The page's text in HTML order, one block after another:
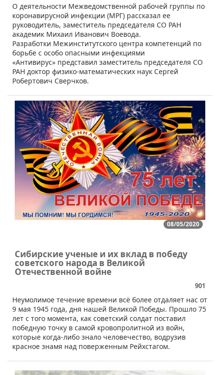
​О деятельности Межведомственной рабочей группы по
коронавирусной инфекции (МРГ) рассказал ее
руководитель, заместитель председателя СО РАН
академик Михаил Иванович Воевода.
Разработки Межинститутского центра компетенций по
борьбе с особо опасными инфекциями
«Антивирус» представил заместитель председателя СО
РАН доктор физико-математических наук Сергей
Робертович Сверчков.
08/05/2020
Сибирские ученые и их вклад в победу
советского народа в Великой
Отечественной войне
901
​​Неумолимое течение времени всё более отдаляет нас от
9 мая 1945 года, дня нашей Великой Победы. Прошло 75
лет с того момента, как советский солдат поставил
победную точку в самой кровопролитной из войн,
которые когда-либо знало человечество, водрузив
красное знамя над поверженным Рейхстагом.